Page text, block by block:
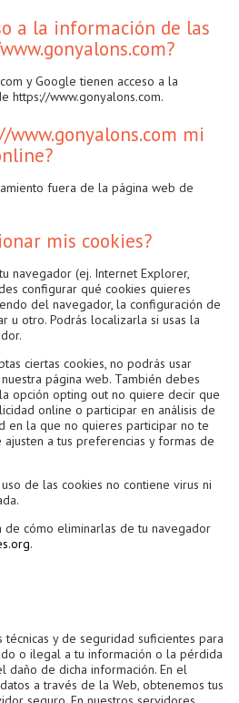
a la información de las
y Google tienen acceso a la
https://www.gonyalons.com.
mi
fuera de la página web de
mis cookies?
navegador (ej. Internet Explorer,
configurar qué cookies quieres
del navegador, la configuración de
u otro. Podrás localizarla si usas la
ciertas cookies, no podrás usar
página web. También debes
opción opting out no quiere decir que
online o participar en análisis de
en la que no quieres participar no te
ajusten a tus preferencias y formas de
de las cookies no contiene virus ni
de cómo eliminarlas de tu navegador
.
y de seguridad suficientes para
o ilegal a tu información o la pérdida
daño de dicha información. En el
a través de la Web, obtenemos tus